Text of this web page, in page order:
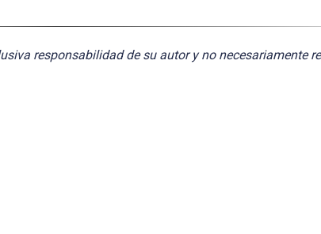
responsabilidad de su autor y no necesariamente